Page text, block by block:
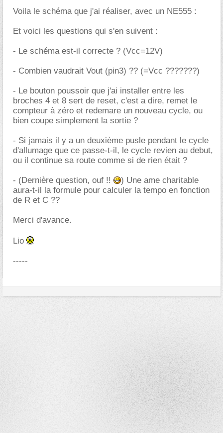
Voila le schéma que j'ai réaliser, avec un NE555 :
Et voici les questions qui s'en suivent :
- Le schéma est-il correcte ? (Vcc=12V)
- Combien vaudrait Vout (pin3) ?? (=Vcc ???????)
- Le bouton poussoir que j'ai installer entre les
broches 4 et 8 sert de reset, c'est a dire, remet le
compteur à zéro et redemare un nouveau cycle, ou
bien coupe simplement la sortie ?
- Si jamais il y a un deuxième pusle pendant le cycle
d'allumage que ce passe-t-il, le cycle revien au debut,
ou il continue sa route comme si de rien était ?
- (Dernière question, ouf !!
) Une ame charitable
aura-t-il la formule pour calculer la tempo en fonction
de R et C ??
Merci d'avance.
Lio
-----